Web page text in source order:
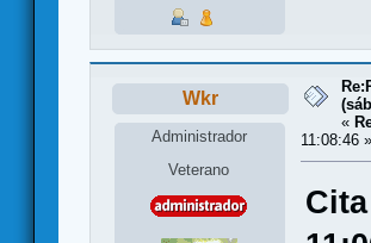
Wkr
Administrador
Veterano
«
11:08:46 »